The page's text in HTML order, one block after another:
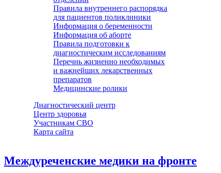
Правила внутреннего распорядка
для пациентов поликлиники
Информация о беременности
Информация об аборте
Правила подготовки к
диагностическим исследованиям
Перечнь жизненно необходимых
и важнейших лекарственных
препаратов
Медицинские ролики
Диагностический центр
Центр здоровья
Участникам СВО
Карта сайта
Междуреченские медики на фронте